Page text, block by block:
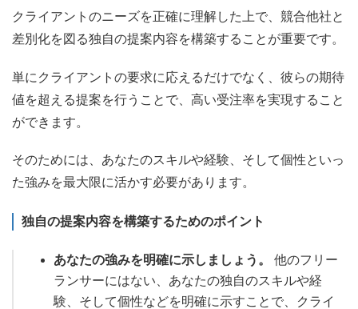
クライアントのニーズを正確に理解した上で、競合他社と
差別化を図る独自の提案内容を構築することが重要です。
単にクライアントの要求に応えるだけでなく、彼らの期待
値を超える提案を行うことで、高い受注率を実現すること
ができます。
そのためには、あなたのスキルや経験、そして個性といっ
た強みを最大限に活かす必要があります。
独自の提案内容を構築するためのポイント
あなたの強みを明確に示しましょう。
他のフリー
ランサーにはない、あなたの独自のスキルや経
験、そして個性などを明確に示すことで、クライ